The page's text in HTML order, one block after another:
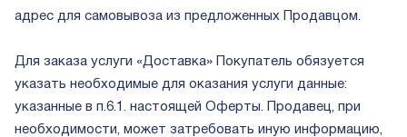
адрес для самовывоза из предложенных Продавцом.
Для заказа услуги «Доставка» Покупатель обязуется
указать необходимые для оказания услуги данные:
указанные в п.6.1. настоящей Оферты. Продавец, при
необходимости, может затребовать иную информацию,